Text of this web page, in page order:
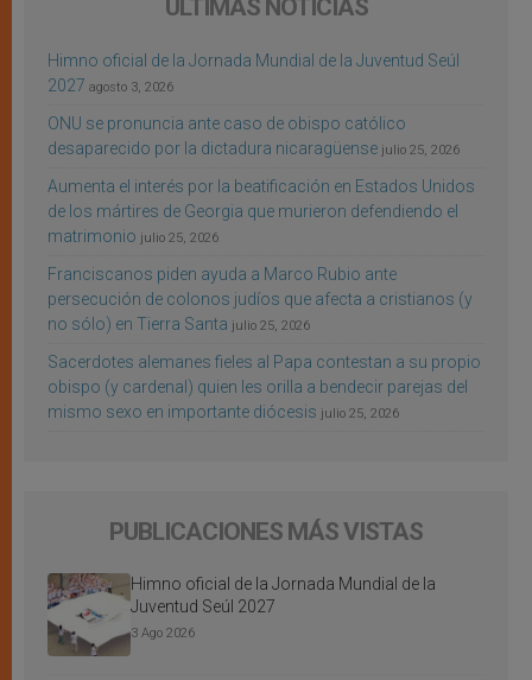
ÚLTIMAS NOTICIAS
Himno oficial de la Jornada Mundial de la Juventud Seúl
2027 agosto 3, 2026
ONU se pronuncia ante caso de obispo católico
desaparecido por la dictadura nicaragüense julio 25, 2026
Aumenta el interés por la beatificación en Estados Unidos
de los mártires de Georgia que murieron defendiendo el
matrimonio julio 25, 2026
Franciscanos piden ayuda a Marco Rubio ante
persecución de colonos judíos que afecta a cristianos (y
no sólo) en Tierra Santa julio 25, 2026
Sacerdotes alemanes fieles al Papa contestan a su propio
obispo (y cardenal) quien les orilla a bendecir parejas del
mismo sexo en importante diócesis julio 25, 2026
PUBLICACIONES MÁS VISTAS
Himno oficial de la Jornada Mundial de la
Juventud Seúl 2027
3 Ago 2026